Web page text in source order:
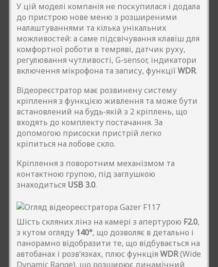
У цій моделі компанія не поскупилася і додала
до пристрою нове меню з розширеними
налаштуваннями та кілька унікальних
можливостей: а саме підсвічування клавіш для
комфортної роботи в темряві, датчик руху,
регулювання чутливості, G-sensor, індикатори
включення мікрофона та запису, функціїWDR.
Відеореєстратор має розвинену систему
кріплення з функцією живлення та може бути
встановлений на будь-якій з 2 кріплень, що
входять до комплекту постачання. За
допомогою присоски пристрій легко
кріпиться на лобове скло.
Кріплення з поворотним механізмом та
контактною групою, під заглушкою
знаходиться USB 3.0.
Шість скляних лінз на камері з апертурою F2.0,
з кутом огляду 140°, що дозволяє в детально і
панорамно відобразити те, що відбувається на
автобанах і розв’язках, плюс функціяWDR(Wide
Dynamic Range), що розширює динамічний